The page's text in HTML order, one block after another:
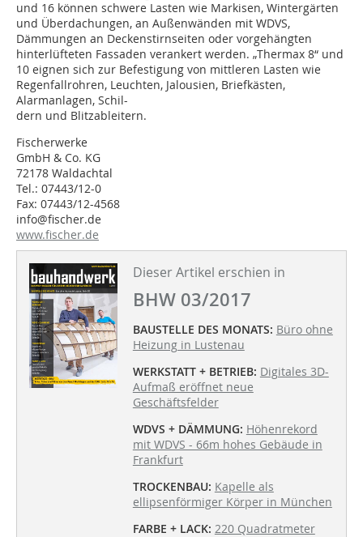
und 16 können schwere Lasten wie Markisen, Wintergärten
und Überdachungen, an Außenwänden mit WDVS,
Dämmungen an Deckenstirnseiten oder vorgehängten
hinterlüfteten Fassaden verankert werden. „Thermax 8“ und
10 eignen sich zur Befestigung von mittleren Lasten wie
Regenfallrohren, Leuchten, Jalousien, Briefkästen,
Alarmanlagen, Schil-
dern und Blitzableitern.
Fischerwerke
GmbH & Co. KG
72178 Waldachtal
Tel.: 07443/12-0
Fax: 07443/12-4568
info@fischer.de
www.fischer.de
Dieser Artikel erschien in
BHW 03/2017
BAUSTELLE DES MONATS: Büro ohne
Heizung in Lustenau
WERKSTATT + BETRIEB: Digitales 3D-
Aufmaß eröffnet neue
Geschäftsfelder
WDVS + DÄMMUNG: Höhenrekord
mit WDVS - 66m hohes Gebäude in
Frankfurt
TROCKENBAU: Kapelle als
ellipsenförmiger Körper in München
FARBE + LACK: 220 Quadratmeter